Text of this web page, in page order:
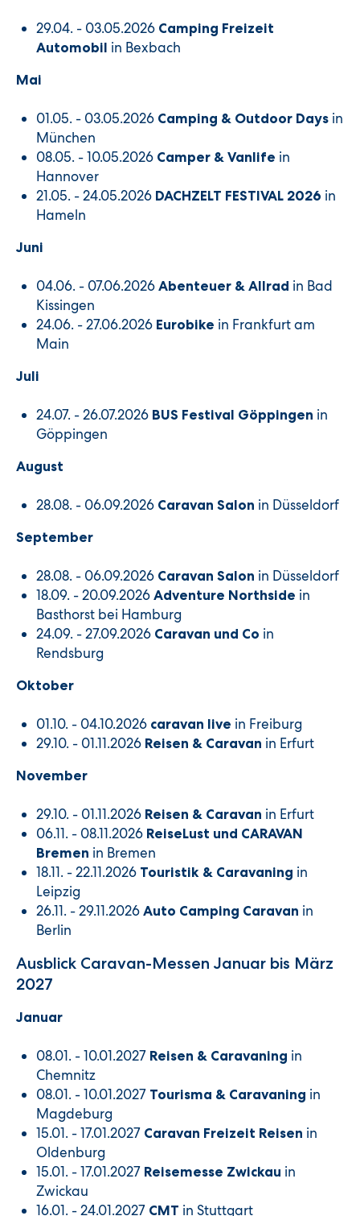
29.04. - 03.05.2026 Camping Freizeit
Automobil in Bexbach
Mai
01.05. - 03.05.2026 Camping & Outdoor Days in
München
08.05. - 10.05.2026 Camper & Vanlife in
Hannover
21.05. - 24.05.2026 DACHZELT FESTIVAL 2026 in
Hameln
Juni
04.06. - 07.06.2026 Abenteuer & Allrad in Bad
Kissingen
24.06. - 27.06.2026 Eurobike in Frankfurt am
Main
Juli
24.07. - 26.07.2026 BUS Festival Göppingen in
Göppingen
August
28.08. - 06.09.2026 Caravan Salon in Düsseldorf
September
28.08. - 06.09.2026 Caravan Salon in Düsseldorf
18.09. - 20.09.2026 Adventure Northside in
Basthorst bei Hamburg
24.09. - 27.09.2026 Caravan und Co in
Rendsburg
Oktober
01.10. - 04.10.2026 caravan live in Freiburg
29.10. - 01.11.2026 Reisen & Caravan in Erfurt
November
29.10. - 01.11.2026 Reisen & Caravan in Erfurt
06.11. - 08.11.2026 ReiseLust und CARAVAN
Bremen in Bremen
18.11. - 22.11.2026 Touristik & Caravaning in
Leipzig
26.11. - 29.11.2026 Auto Camping Caravan in
Berlin
Ausblick Caravan-Messen Januar bis März
2027
Januar
08.01. - 10.01.2027 Reisen & Caravaning in
Chemnitz
08.01. - 10.01.2027 Tourisma & Caravaning in
Magdeburg
15.01. - 17.01.2027 Caravan Freizeit Reisen in
Oldenburg
15.01. - 17.01.2027 Reisemesse Zwickau in
Zwickau
16.01. - 24.01.2027 CMT in Stuttgart